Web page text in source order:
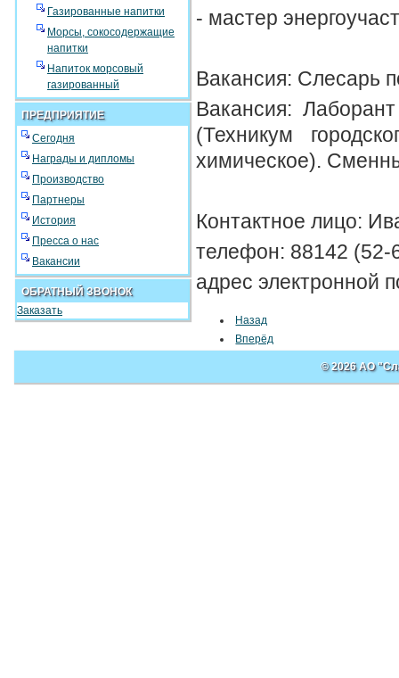
Газированные напитки
Морсы, сокосодержащие
напитки
Напиток морсовый
газированный
ПРЕДПРИЯТИЕ
Сегодня
Награды и дипломы
Производство
Партнеры
История
Пресса о нас
Вакансии
ОБРАТНЫЙ ЗВОНОК
Заказать
- мастер
Вакансия: Слесарь
Вакансия:
(Техникум
химическое).
Контактное лицо:
телефон: 88142 (52-
адрес электронной
Назад
Вперёд
© 2026 АО